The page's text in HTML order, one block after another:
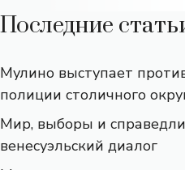
Последние
Мулино выступает
полиции столичного
Мир, выборы и
венесуэльский диалог